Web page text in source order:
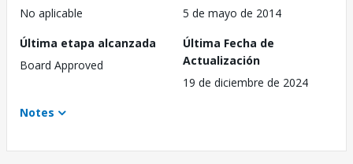
No aplicable
5 de mayo de 2014
Última etapa alcanzada
Board Approved
Última Fecha de
Actualización
19 de diciembre de 2024
Notes